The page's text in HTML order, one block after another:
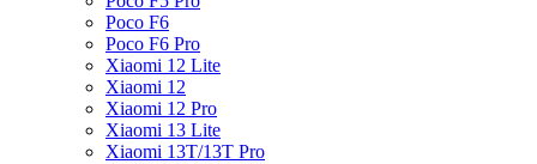
Poco F6
Poco F6 Pro
Xiaomi 12 Lite
Xiaomi 12
Xiaomi 12 Pro
Xiaomi 13 Lite
Xiaomi 13T/13T Pro